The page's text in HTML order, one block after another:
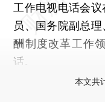
工作电视电话会
员、国务院副总
酬制度改革工作
话。
本文共